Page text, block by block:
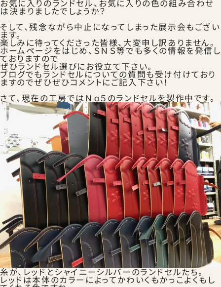
ランドセルの選びかた
お知らせ
お問合せ
公式SNS
お気に入りのランドセル、お気に入りの色の組み合わせ
は決まりましたでしょうか？
そして、残念ながら中止になってしまった展示会もござい
ます。
楽しみに待ってくださった皆様、大変申し訳ありません。
ホームページをはじめ、ＳＮＳ等でも多くの情報を発信し
ておりますので
ぜひランドセル選びにお役立て下さい。
ブログでもランドセルについての質問も受け付けており
ますのでぜひぜひコメントにご記入下さい！
さて、現在の工房ではＮｏ５のランドセルを製作中です。
糸が、レッドとシャイニーシルバーのランドセルたち。
レッドは本体のカラーによってかわいくもかっこよくもし